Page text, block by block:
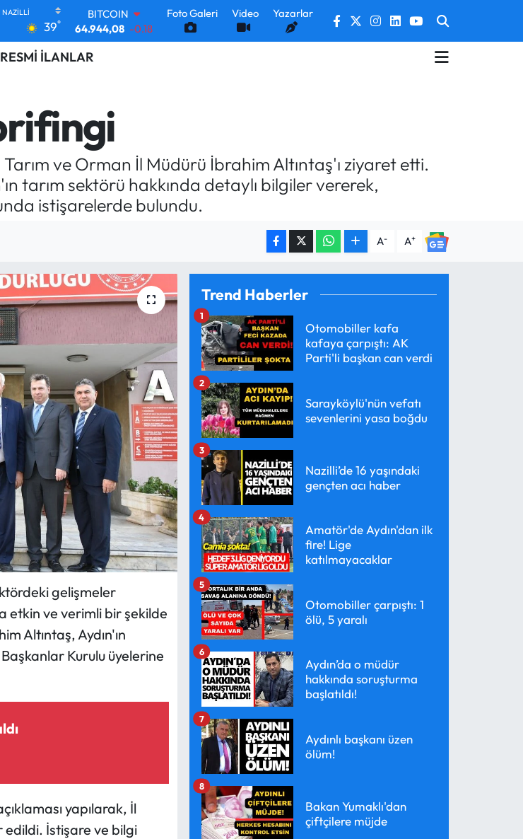
39°
64.944,08
-0.18
DOLAR
64,4811
GRAM ALTIN
6660.55
BİST100
13.779 -14
Foto Galeri Video Yazarlar
RESMİ İLANLAR
brifingi
ve Orman İl Müdürü İbrahim Altıntaş'ı ziyaret etti.
tarım sektörü hakkında detaylı bilgiler vererek,
istişarelerde bulundu.
A- A+
gelişmeler
etkin ve verimli bir şekilde
Altıntaş, Aydın'ın
Kurulu üyelerine
yapılarak, İl
edildi. İstişare ve bilgi
Trend Haberler
Otomobiller kafa
kafaya çarpıştı: AK
Parti'li başkan can verdi
1
Sarayköylü'nün vefatı
sevenlerini yasa boğdu
2
Nazilli’de 16 yaşındaki
gençten acı haber
3
Amatör'de Aydın'dan ilk
fire! Lige
katılmayacaklar
4
Otomobiller çarpıştı: 1
ölü, 5 yaralı
5
Aydın’da o müdür
hakkında soruşturma
başlatıldı!
6
Aydınlı başkanı üzen
ölüm!
7
Bakan Yumaklı'dan
çiftçilere müjde
8